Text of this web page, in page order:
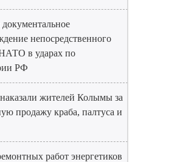
непосредственного
в ударах по
РФ
жителей Колымы за
продажу краба, палтуса и
работ энергетиков